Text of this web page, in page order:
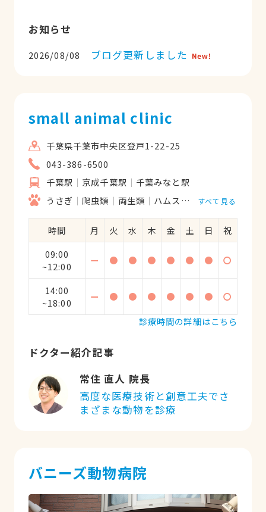
お知らせ
2026/08/08 ブログ更新しました
small animal clinic
千葉県千葉市中央区登戸1-22-25
043-386-6500
千葉駅
京成千葉駅
千葉みなと駅
うさぎ
爬虫類 両生類 ハムスター 鳥類
すべて見る
時間 月 火 水 木 金 土 日
祝
09:00
~12:00
ー ● ● ● ● ● ● 〇
14:00
~18:00
ー ● ● ● ● ● ●
〇
診療時間の詳細はこちら
ドクター紹介記事
常住 直人 院長
高度な医療技術と創意工夫でさ
まざまな動物を診療
バニーズ動物病院